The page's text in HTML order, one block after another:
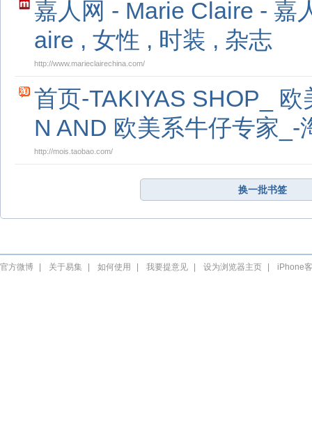
嘉人网 - Marie Claire - 嘉
aire , 女性 , 时装 , 杂志
http://www.marieclairechina.com/
首页-TAKIYAS SHOP_ 欧
N AND 欧美系牛仔专家_-
http://mois.taobao.com/
换一批书签
官方微博 关于易集 如何使用 我要提意见 设为浏览器主页 iPhone